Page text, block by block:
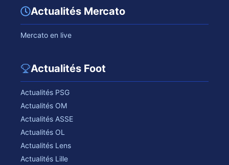
Actualités Mercato
Mercato en live
Actualités Foot
Actualités PSG
Actualités OM
Actualités ASSE
Actualités OL
Actualités Lens
Actualités Lille